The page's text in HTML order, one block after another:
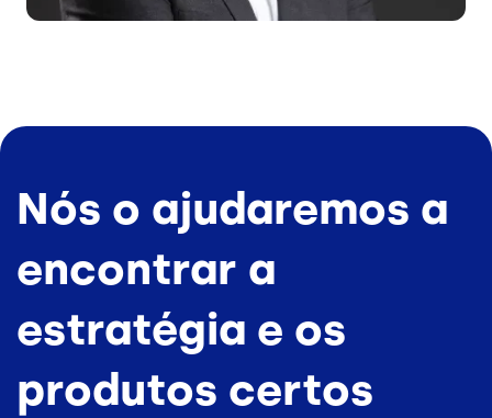
Nós o ajudaremos a
encontrar a
estratégia e os
produtos certos